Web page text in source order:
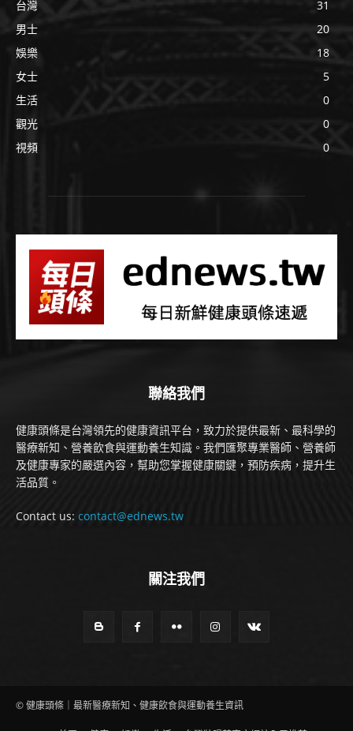
台灣
31
男士
20
娛樂
18
女士
5
生活
0
觀光
0
視頻
0
聯絡我們
健康頭條是台灣領先的健康資訊平台，致力於提供最新、最科學的
醫療新知、營養飲食與運動養生知識。我們匯聚專業醫師、營養師
及健康專家的嚴選內容，幫助您掌握健康關鍵，預防疾病，提升生
活品質。
Contact us: contact@ednews.tw
關注我們
© 健康頭條｜最新醫療新知、健康飲食與運動養生資訊